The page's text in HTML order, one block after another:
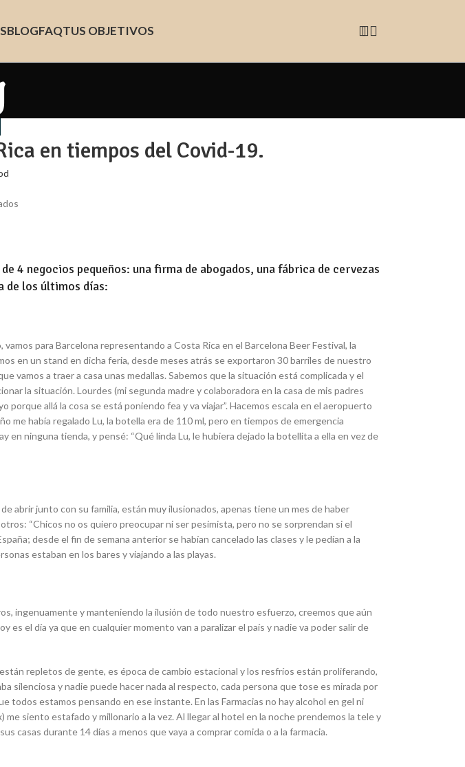
BLOGFAQTUS OBJETIVOS
en tiempos del Covid-19.
4 negocios pequeños: una firma de abogados, una fábrica de cervezas
de los últimos días:
para Barcelona representando a Costa Rica en el Barcelona Beer Festival, la
en un stand en dicha feria, desde meses atrás se exportaron 30 barriles de nuestro
a traer a casa unas medallas. Sabemos que la situación está complicada y el
la situación. Lourdes (mi segunda madre y colaboradora en la casa de mis padres
allá la cosa se está poniendo fea y va viajar”. Hacemos escala en el aeropuerto
había regalado Lu, la botella era de 110 ml, pero en tiempos de emergencia
ninguna tienda, y pensé: “Qué linda Lu, le hubiera dejado la botellita a ella en vez de
abrir junto con su familia, están muy ilusionados, apenas tiene un mes de haber
“Chicos no os quiero preocupar ni ser pesimista, pero no se sorprendan si el
desde el fin de semana anterior se habían cancelado las clases y le pedían a la
estaban en los bares y viajando a las playas.
ingenuamente y manteniendo la ilusión de todo nuestro esfuerzo, creemos que aún
es el día ya que en cualquier momento van a paralizar el país y nadie va poder salir de
repletos de gente, es época de cambio estacional y los resfríos están proliferando,
silenciosa y nadie puede hacer nada al respecto, cada persona que tose es mirada por
estamos pensando en ese instante. En las Farmacias no hay alcohol en gel ni
siento estafado y millonario a la vez. Al llegar al hotel en la noche prendemos la tele y
casas durante 14 días a menos que vaya a comprar comida o a la farmacia.